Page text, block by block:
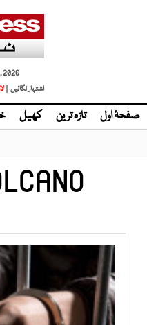
2026
اشتہار لگائیں |
صفحۂ اول تازہ ترین کھیل